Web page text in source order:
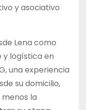
y asociativo
Lena como
logística en
una experiencia
su domicilio,
la